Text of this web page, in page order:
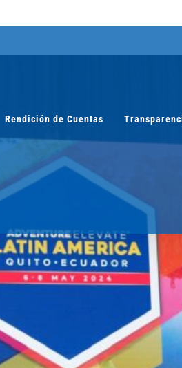
Rendición de Cuentas